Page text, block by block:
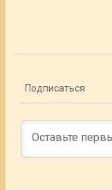
Подписаться